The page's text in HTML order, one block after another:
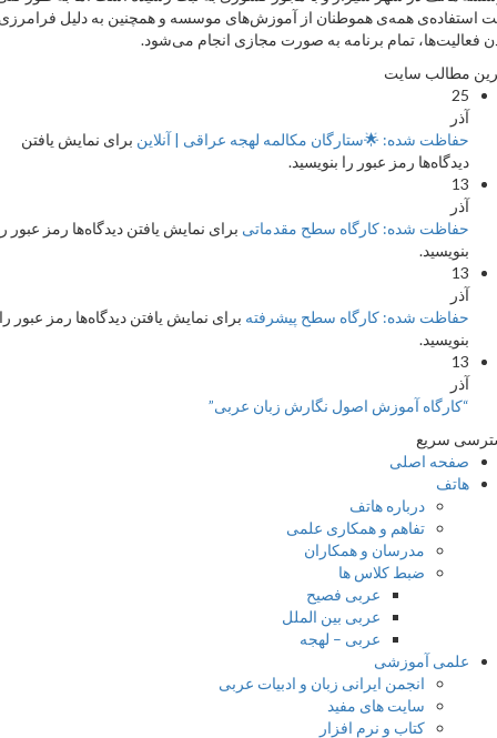
همه‌ی هموطنان از آموزش‌های موسسه و همچنین به دلیل فرامرزی
تمام برنامه به صورت مجازی انجام می‌شود.
سایت
شده: 🌟ستارگان مکالمه لهجه عراقی | آنلاینبرای نمایش یافتن
رمز عبور را بنویسید.
شده: کارگاه سطح مقدماتیبرای نمایش یافتن دیدگاه‌ها رمز عبور را
شده: کارگاه سطح پیشرفتهبرای نمایش یافتن دیدگاه‌ها رمز عبور را
آموزش اصول نگارش زبان عربی”
سریع
اصلی
درباره هاتف
تفاهم و همکاری علمی
مدرسان و همکاران
ضبط کلاس ها
عربی فصیح
عربی بین الملل
عربی – لهجه
آموزشی
انجمن ایرانی زبان و ادبیات عربی
سایت های مفید
کتاب و نرم افزار